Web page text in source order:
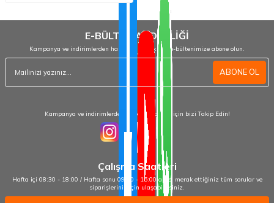
E-BÜLTEN ABONELİĞİ
Kampanya ve indirimlerden haberdar olmak için e-bültenimize abone olun.
ABONE OL
Kampanya ve indirimlerden haberdar olmak için bizi Takip Edin!
Çalışma Saatleri
Hafta içi 08:30 - 18:00 / Hafta sonu 09:00 - 15:00 arası merak ettiğiniz tüm sorular ve
siparişleriniz için ulaşabilirsiniz.